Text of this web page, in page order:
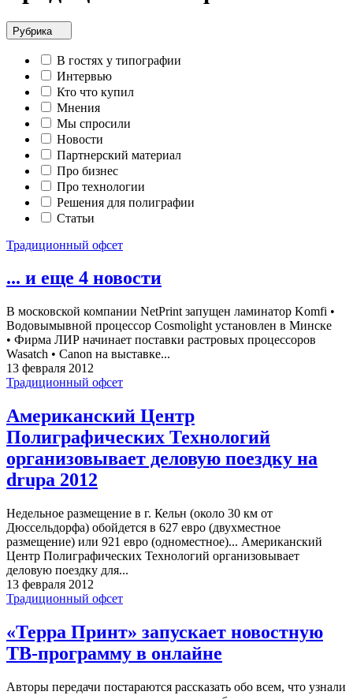
Рубрика
В гостях у типографии
Интервью
Кто что купил
Мнения
Мы спросили
Новости
Партнерский материал
Про бизнес
Про технологии
Решения для полиграфии
Статьи
Традиционный офсет
... и еще 4 новости
В московской компании NetPrint запущен ламинатор Komfi •
Водовымывной процессор Cosmolight установлен в Минске
• Фирма ЛИР начинает поставки растровых процессоров
Wasatch • Canon на выставке...
13 февраля 2012
Традиционный офсет
Американский Центр
Полиграфических Технологий
организовывает деловую поездку на
drupa 2012
Недельное размещение в г. Кельн (около 30 км от
Дюссельдорфа) обойдется в 627 евро (двухместное
размещение) или 921 евро (одноместное)... Американский
Центр Полиграфических Технологий организовывает
деловую поездку для...
13 февраля 2012
Традиционный офсет
«Терра Принт» запускает новостную
ТВ-программу в онлайне
Авторы передачи постараются рассказать обо всем, что узнали